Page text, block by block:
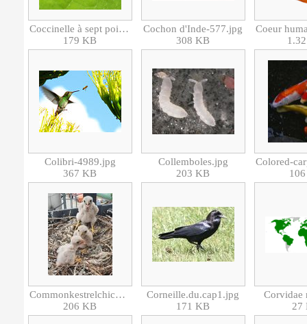
Coccinelle à sept points-Coccinella septempunctata-2397.jpg
179 KB
Cochon d'Inde-577.jpg
308 KB
Colibri-4989.jpg
367 KB
Collemboles.jpg
203 KB
Commonkestrelchicks2020.jpg
206 KB
Corneille.du.cap1.jpg
171 KB
Corvidae
27